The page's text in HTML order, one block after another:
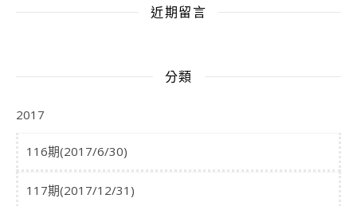
近期留言
分類
2017
116期(2017/6/30)
117期(2017/12/31)